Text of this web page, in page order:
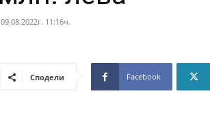
09.08.2022г. 11:16ч.
Сподели Facebook